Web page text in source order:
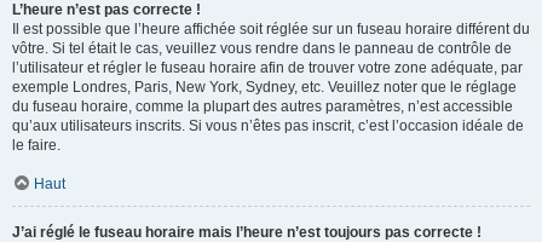
L’heure n’est pas correcte !
Il est possible que l’heure affichée soit réglée sur un fuseau horaire différent du
vôtre. Si tel était le cas, veuillez vous rendre dans le panneau de contrôle de
l’utilisateur et régler le fuseau horaire afin de trouver votre zone adéquate, par
exemple Londres, Paris, New York, Sydney, etc. Veuillez noter que le réglage
du fuseau horaire, comme la plupart des autres paramètres, n’est accessible
qu’aux utilisateurs inscrits. Si vous n’êtes pas inscrit, c’est l’occasion idéale de
le faire.
Haut
J’ai réglé le fuseau horaire mais l’heure n’est toujours pas correcte !